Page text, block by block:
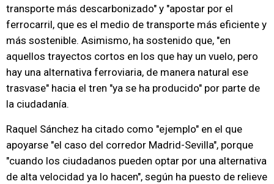
transporte más descarbonizado" y "apostar por el
ferrocarril, que es el medio de transporte más eficiente y
más sostenible. Asimismo, ha sostenido que, "en
aquellos trayectos cortos en los que hay un vuelo, pero
hay una alternativa ferroviaria, de manera natural ese
trasvase" hacia el tren "ya se ha producido" por parte de
la ciudadanía.
Raquel Sánchez ha citado como "ejemplo" en el que
apoyarse "el caso del corredor Madrid-Sevilla", porque
"cuando los ciudadanos pueden optar por una alternativa
de alta velocidad ya lo hacen", según ha puesto de relieve